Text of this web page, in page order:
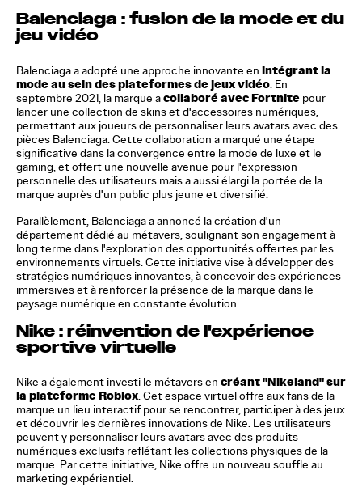
Balenciaga : fusion de la mode et du
jeu vidéo
Balenciaga a adopté une approche innovante en intégrant la
mode au sein des plateformes de jeux vidéo. En
septembre 2021, la marque acollaboré avec Fortnite pour
lancer une collection de skins et d'accessoires numériques,
permettant aux joueurs de personnaliser leurs avatars avec des
pièces Balenciaga. Cette collaboration a marqué une étape
significative dans la convergence entre la mode de luxe et le
gaming, et offert une nouvelle avenue pour l'expression
personnelle des utilisateurs mais a aussi élargi la portée de la
marque auprès d'un public plus jeune et diversifié.
Parallèlement, Balenciaga a annoncé la création d'un
département dédié au métavers, soulignant son engagement à
long terme dans l'exploration des opportunités offertes par les
environnements virtuels. Cette initiative vise à développer des
stratégies numériques innovantes, à concevoir des expériences
immersives et à renforcer la présence de la marque dans le
paysage numérique en constante évolution.
Nike : réinvention de l'expérience
sportive virtuelle
Nike a également investi le métavers en créant "Nikeland" sur
la plateforme Roblox. Cet espace virtuel offre aux fans de la
marque un lieu interactif pour se rencontrer, participer à des jeux
et découvrir les dernières innovations de Nike. Les utilisateurs
peuvent y personnaliser leurs avatars avec des produits
numériques exclusifs reflétant les collections physiques de la
marque. Par cette initiative, Nike offre un nouveau souffle au
marketing expérientiel.